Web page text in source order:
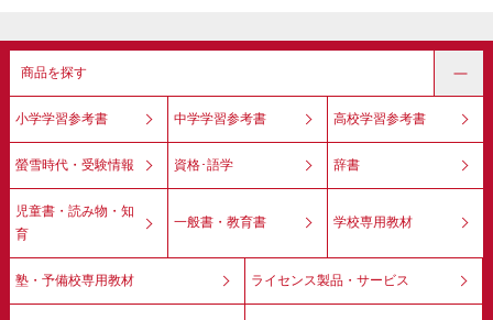
商品を探す
小学学習参考書 中学学習参考書 高校学習参考書
螢雪時代・受験情報 資格･語学 辞書
児童書・読み物・知
育
一般書・教育書 学校専用教材
塾・予備校専用教材 ライセンス製品・サービス